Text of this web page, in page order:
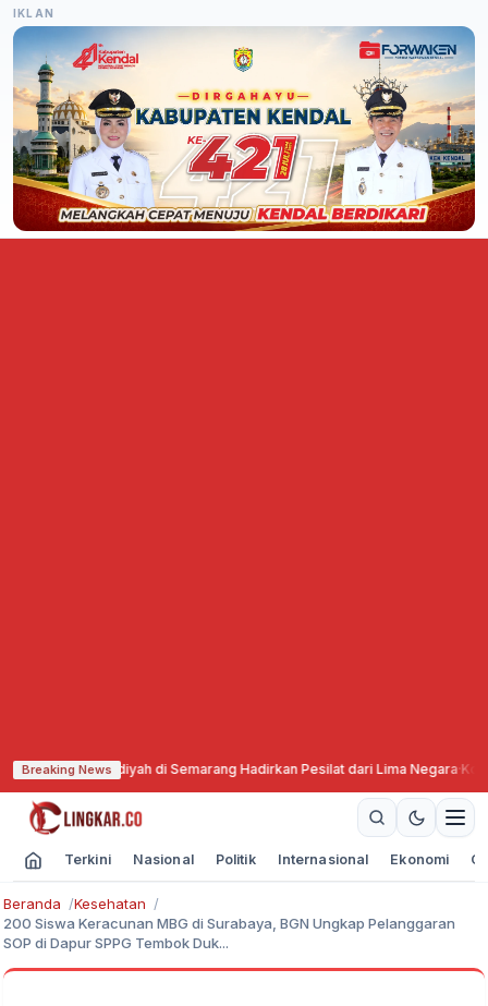
IKLAN
Breaking Newsdi Semarang Hadirkan Pesilat dari Lima Negara ·Komisi X DPR
Terkini Nasional Politik Internasional Ekonomi
Beranda
Kesehatan
200 Siswa Keracunan MBG di Surabaya, BGN Ungkap Pelanggaran
SOP di Dapur SPPG Tembok Duk...